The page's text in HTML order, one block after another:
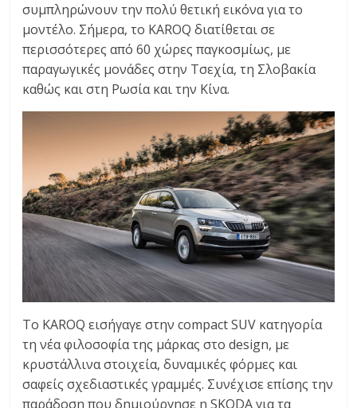
συμπληρώνουν την πολύ θετική εικόνα για το
μοντέλο. Σήμερα, το KAROQ διατίθεται σε
περισσότερες από 60 χώρες παγκοσμίως, με
παραγωγικές μονάδες στην Τσεχία, τη Σλοβακία
καθώς και στη Ρωσία και την Κίνα.
Το KAROQ εισήγαγε στην compact SUV κατηγορία
τη νέα φιλοσοφία της μάρκας στο design, με
κρυστάλλινα στοιχεία, δυναμικές φόρμες και
σαφείς σχεδιαστικές γραμμές. Συνέχισε επίσης την
παράδοση που δημιούργησε η SKODA για τα